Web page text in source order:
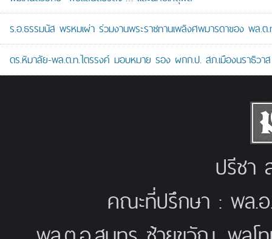
ร.อ.ธรรมนัส พรหมเผ่า ร่วมงานพระราชทานเพลิงศพมารดาของ พล.
ดร.หิมาลัย-พล.ต.ท.ไตรรงค์ มอบหมาย รอง ผกก.ป. สภ.เมืองนราธิว
ปรีชา
คณะที่ปรึกษา : พล.